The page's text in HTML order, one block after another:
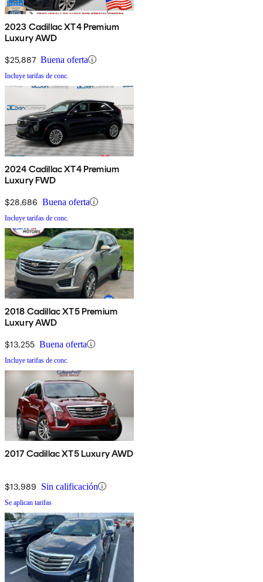
2023 Cadillac XT4 Premium
Luxury AWD
$25,887 Buena oferta
Incluye tarifas de conc.
2024 Cadillac XT4 Premium
Luxury FWD
$28,686 Buena oferta
Incluye tarifas de conc.
2018 Cadillac XT5 Premium
Luxury AWD
$13,255 Buena oferta
Incluye tarifas de conc.
2017 Cadillac XT5 Luxury AWD
$13,989 Sin calificación
Se aplican tarifas